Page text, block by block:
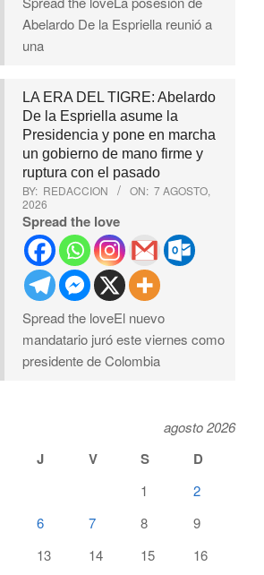
Abelardo De la Espriella reunió a
una
LA ERA DEL TIGRE: Abelardo
De la Espriella asume la
Presidencia y pone en marcha
un gobierno de mano firme y
ruptura con el pasado
BY: REDACCION ON: 7 AGOSTO,
2026
Spread the love
Spread the loveEl nuevo
mandatario juró este viernes como
presidente de Colombia
agosto 2026
J V S D
1
2
6 7 8
9
13 14 15
16